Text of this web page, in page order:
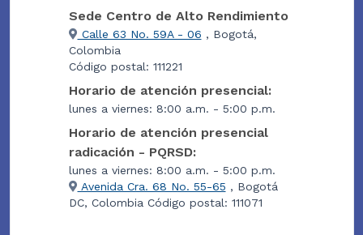
Sede Centro de Alto Rendimiento
Calle 63 No. 59A - 06 , Bogotá,
Colombia
Código postal: 111221
Horario de atención presencial:
lunes a viernes: 8:00 a.m. - 5:00 p.m.
Horario de atención presencial
radicación - PQRSD:
lunes a viernes: 8:00 a.m. - 5:00 p.m.
Avenida Cra. 68 No. 55-65 , Bogotá
DC, Colombia Código postal: 111071